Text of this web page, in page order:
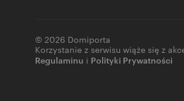
© 2026 Domiporta
Korzystanie z serwisu wiąże się z
Regulaminu i Polityki Prywatności